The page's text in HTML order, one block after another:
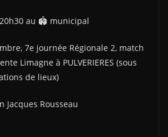
au 🏟 municipal
7e journée Régionale 2, match
Limagne à PULVERIERES (sous
de lieux)
Jacques Rousseau